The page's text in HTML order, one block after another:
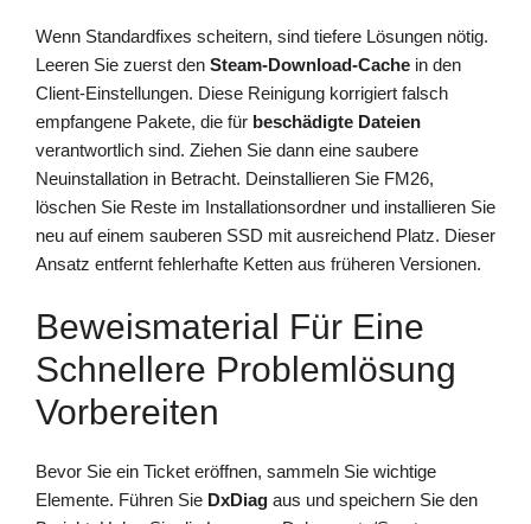
Wenn Standardfixes scheitern, sind tiefere Lösungen nötig.
Leeren Sie zuerst den Steam-Download-Cache in den
Client-Einstellungen. Diese Reinigung korrigiert falsch
empfangene Pakete, die für beschädigte Dateien
verantwortlich sind. Ziehen Sie dann eine saubere
Neuinstallation in Betracht. Deinstallieren Sie FM26,
löschen Sie Reste im Installationsordner und installieren Sie
neu auf einem sauberen SSD mit ausreichend Platz. Dieser
Ansatz entfernt fehlerhafte Ketten aus früheren Versionen.
Beweismaterial Für Eine
Schnellere Problemlösung
Vorbereiten
Bevor Sie ein Ticket eröffnen, sammeln Sie wichtige
Elemente. Führen Sie DxDiag aus und speichern Sie den